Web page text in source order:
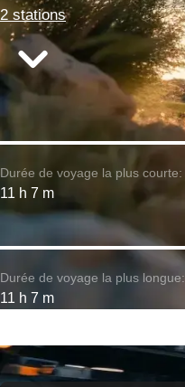
2 stations
Durée de voyage la plus courte:
11 h 7 m
Durée de voyage la plus longue:
11 h 7 m